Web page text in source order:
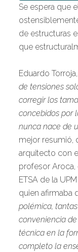
Se espera que
de estructuras
que
Eduardo
de tensiones
corregir los
concebidos por
nunca nace de
mejor resumió,
arquitecto con
profesor
ETSA de la
quien afirmaba
polémica,
conveniencia
técnica en la
completo la